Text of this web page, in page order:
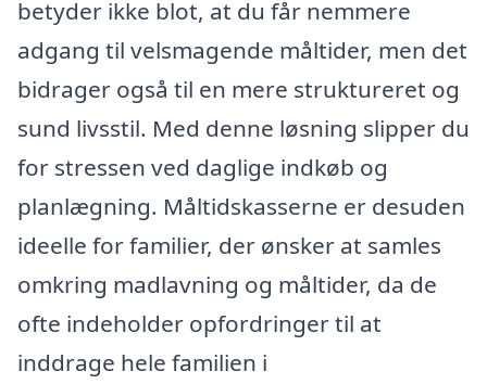
betyder ikke blot, at du får nemmere
adgang til velsmagende måltider, men det
bidrager også til en mere struktureret og
sund livsstil. Med denne løsning slipper du
for stressen ved daglige indkøb og
planlægning. Måltidskasserne er desuden
ideelle for familier, der ønsker at samles
omkring madlavning og måltider, da de
ofte indeholder opfordringer til at
inddrage hele familien i